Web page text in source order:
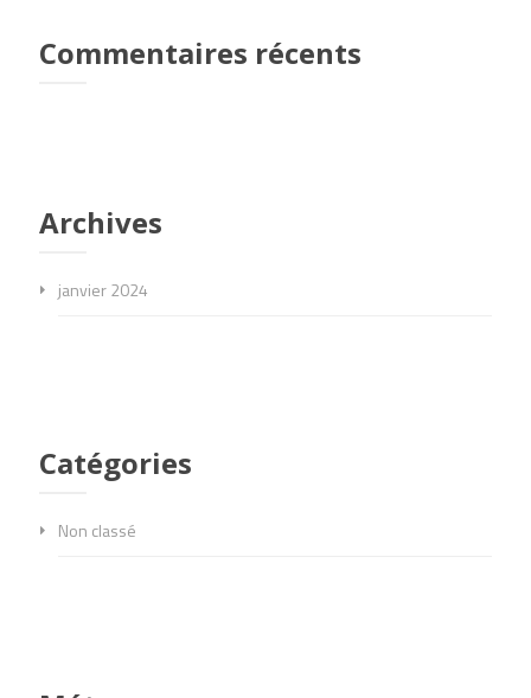
Commentaires récents
Archives
janvier 2024
Catégories
Non classé